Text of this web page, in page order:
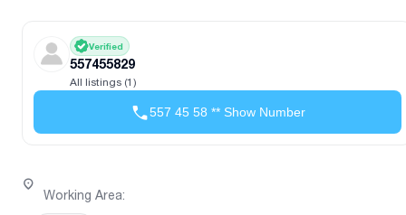
Verified
557455829
All listings (1)
557 45 58 ** Show Number
Working Area: